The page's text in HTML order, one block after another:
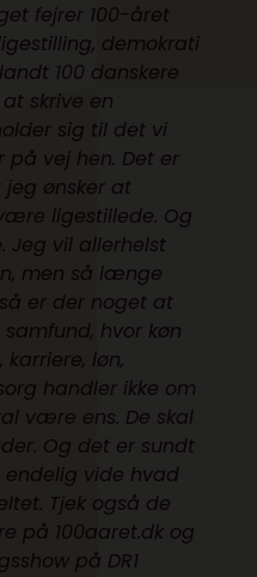
fejrer 100-året
demokrati
100 danskere
skrive en
sig til det vi
vej hen. Det er
ønsker at
ligestillede. Og
vil allerhelst
men så længe
er der noget at
hvor køn
løn,
handler ikke om
være ens. De skal
Og det er sundt
endelig vide hvad
Tjek også de
på 100aaret.dk og
på DR1